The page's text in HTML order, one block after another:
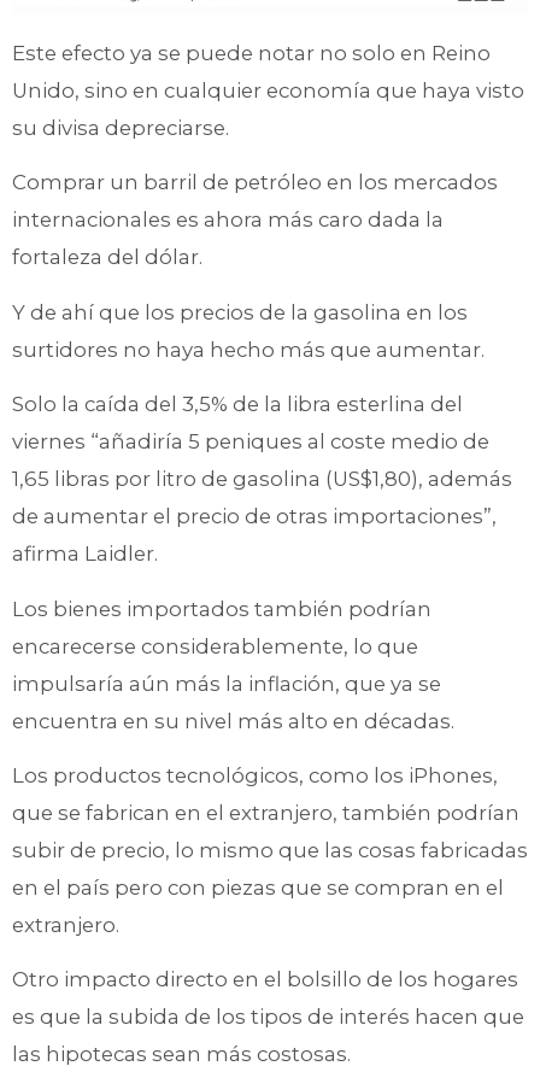
Este efecto ya se puede notar no solo en Reino
Unido, sino en cualquier economía que haya visto
su divisa depreciarse.
Comprar un barril de petróleo en los mercados
internacionales es ahora más caro dada la
fortaleza del dólar.
Y de ahí que los precios de la gasolina en los
surtidores no haya hecho más que aumentar.
Solo la caída del 3,5% de la libra esterlina del
viernes “añadiría 5 peniques al coste medio de
1,65 libras por litro de gasolina (US$1,80), además
de aumentar el precio de otras importaciones”,
afirma Laidler.
Los bienes importados también podrían
encarecerse considerablemente, lo que
impulsaría aún más la inflación, que ya se
encuentra en su nivel más alto en décadas.
Los productos tecnológicos, como los iPhones,
que se fabrican en el extranjero, también podrían
subir de precio, lo mismo que las cosas fabricadas
en el país pero con piezas que se compran en el
extranjero.
Otro impacto directo en el bolsillo de los hogares
es que la subida de los tipos de interés hacen que
las hipotecas sean más costosas.